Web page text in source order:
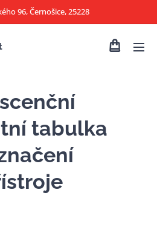
96, Černošice, 25228
tabulka